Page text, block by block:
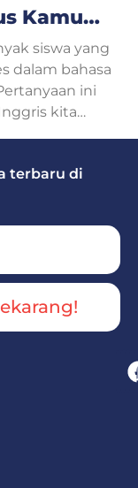
Kamu
siswa yang
dalam bahasa
ini
kita
terbaru di